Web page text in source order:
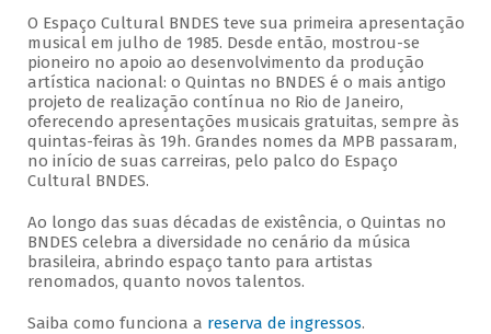
O Espaço Cultural BNDES teve sua primeira apresentação
musical em julho de 1985. Desde então, mostrou-se
pioneiro no apoio ao desenvolvimento da produção
artística nacional: o Quintas no BNDES é o mais antigo
projeto de realização contínua no Rio de Janeiro,
oferecendo apresentações musicais gratuitas, sempre às
quintas-feiras às 19h. Grandes nomes da MPB passaram,
no início de suas carreiras, pelo palco do Espaço
Cultural BNDES.
Ao longo das suas décadas de existência, o Quintas no
BNDES celebra a diversidade no cenário da música
brasileira, abrindo espaço tanto para artistas
renomados, quanto novos talentos.
Saiba como funciona a reserva de ingressos.